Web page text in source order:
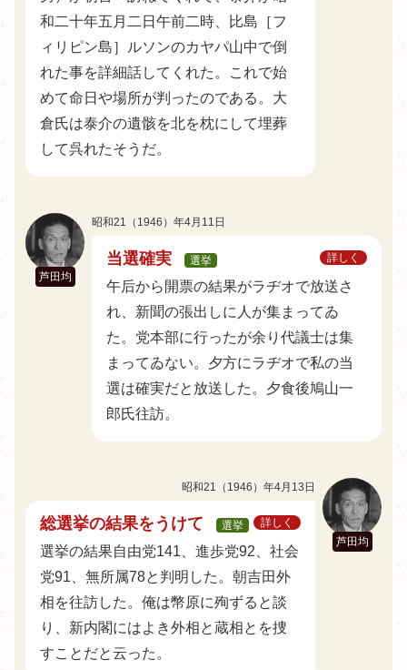
和二十年五月二日午前二時、比島［フ
ィリピン島］ルソンのカヤパ山中で倒
れた事を詳細話してくれた。これで始
めて命日や場所が判ったのである。大
倉氏は泰介の遺骸を北を枕にして埋葬
して呉れたそうだ。
芦田均
昭和21（1946）年4月11日
当選確実 選挙 詳しく
午后から開票の結果がラヂオで放送さ
れ、新聞の張出しに人が集まってゐ
た。党本部に行ったが余り代議士は集
まってゐない。夕方にラヂオで私の当
選は確実だと放送した。夕食後鳩山一
郎氏往訪。
芦田均
昭和21（1946）年4月13日
総選挙の結果をうけて 選挙 詳しく
選挙の結果自由党141、進歩党92、社会
党91、無所属78と判明した。朝吉田外
相を往訪した。俺は幣原に殉ずると談
り、新内閣にはよき外相と蔵相とを捜
すことだと云った。